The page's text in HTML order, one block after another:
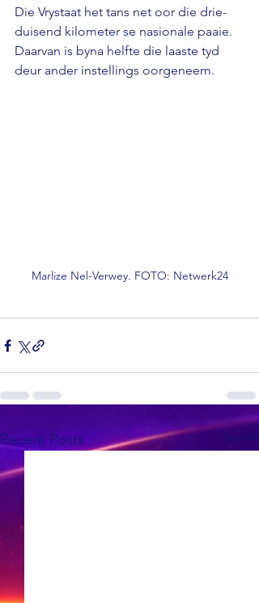
Die Vrystaat het tans net oor die drie-
duisend kilometer se nasionale paaie.
Daarvan is byna helfte die laaste tyd
deur ander instellings oorgeneem.
Marlize Nel-Verwey. FOTO: Netwerk24
Recent Posts See All